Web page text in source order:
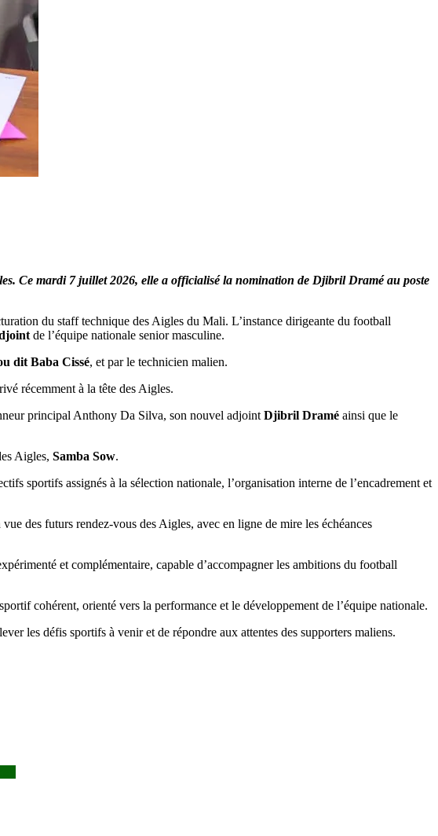
Ce mardi 7 juillet 2026, elle a officialisé la nomination de Djibril Dramé au poste
du staff technique des Aigles du Mali. L’instance dirigeante du football
de l’équipe nationale senior masculine.
dit Baba Cissé, et par le technicien malien.
récemment à la tête des Aigles.
principal Anthony Da Silva, son nouvel adjoint Djibril Dramé ainsi que le
Aigles, Samba Sow.
sportifs assignés à la sélection nationale, l’organisation interne de l’encadrement et
des futurs rendez-vous des Aigles, avec en ligne de mire les échéances
et complémentaire, capable d’accompagner les ambitions du football
cohérent, orienté vers la performance et le développement de l’équipe nationale.
les défis sportifs à venir et de répondre aux attentes des supporters maliens.